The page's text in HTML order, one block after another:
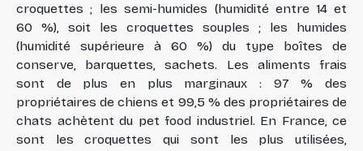
croquettes ; les semi-humides (humidité entre 14 et
60 %), soit les croquettes souples ; les humides
(humidité supérieure à 60 %) du type boîtes de
conserve, barquettes, sachets. Les aliments frais
sont de plus en plus marginaux : 97 % des
propriétaires de chiens et 99,5 % des propriétaires de
chats achètent du pet food industriel. En France, ce
sont les croquettes qui sont les plus utilisées,